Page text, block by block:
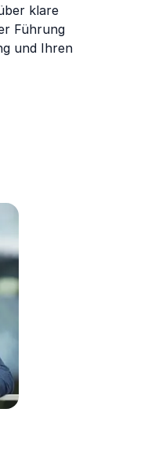
klare
Führung
und Ihren